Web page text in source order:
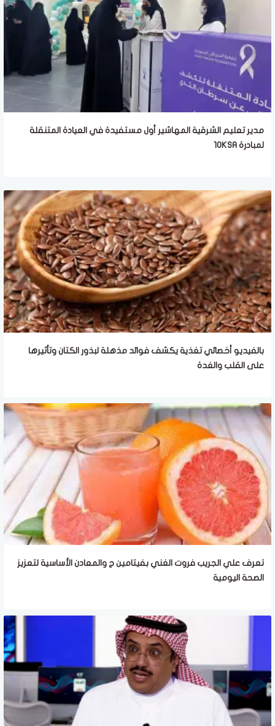
مدير تعليم الشرقية المهاشير أول مستفيدة في العيادة المتنقلة
لمبادرة 10KSA
بالفيديو أخصائي تغذية يكشف فوائد مذهلة لبذور الكتان وتأثيرها
على القلب والغدة
تعرف علي الجريب فروت الغني بفيتامين ج والمعادن الأساسية لتعزيز
الصحة اليومية